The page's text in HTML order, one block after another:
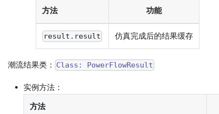
方法 功能
result.result 仿真完成后的结果缓存
潮流结果类： Class: PowerFlowResult
实例方法：
方法